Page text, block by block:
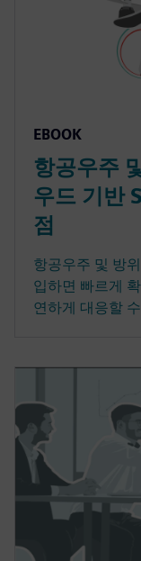
EBOOK
항공우주
우드 기반
점
항공우주 및 방
입하면 빠르게
연하게 대응할